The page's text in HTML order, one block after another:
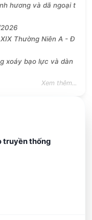
hương và dã ngoại t
Thường Niên A - Đ
xoáy bạo lực và dàn
Xem thêm...
truyền thống